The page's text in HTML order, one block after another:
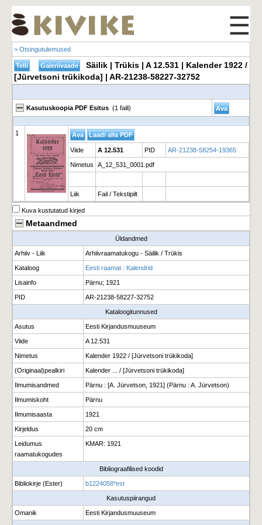
☰
> Otsingutulemused
Säilik | Trükis | A 12.531 | Kalender 1922 /
[Jürvetsoni trükikoda] | AR-21238-58227-32752
Kasutuskoopia PDF Esitus (1 faili)
1
Viide A 12.531 PID AR-21238-58254-19365
Nimetus A_12_531_0001.pdf
Liik Fail / Tekstipilt
Kuva kustutatud kirjed
Metaandmed
Üldandmed
Arhiiv - Liik Arhiivraamatukogu - Säilik / Trükis
Kataloog Eesti raamat : Kalendrid
Lisainfo Pärnu; 1921
PID AR-21238-58227-32752
Kataloogitunnused
Asutus Eesti Kirjandusmuuseum
Viide A 12.531
Nimetus Kalender 1922 / [Jürvetsoni trükikoda]
(Originaal)pealkiri Kalender ... / [Jürvetsoni trükikoda]
Ilmumisandmed Pärnu : [A. Jürvetson, 1921] (Pärnu : A. Jürvetson)
Ilmumiskoht Pärnu
Ilmumisaasta 1921
Kirjeldus 20 cm
Leidumus
raamatukogudes
KMAR: 1921
Bibliograafilised koodid
Bibliokirje (Ester) b1224058*est
Kasutuspiirangud
Omanik Eesti Kirjandusmuuseum